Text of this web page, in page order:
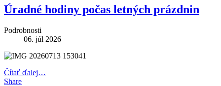
Úradné hodiny počas letných prázdnin
Podrobnosti
06. júl 2026
Čítať ďalej…
Share